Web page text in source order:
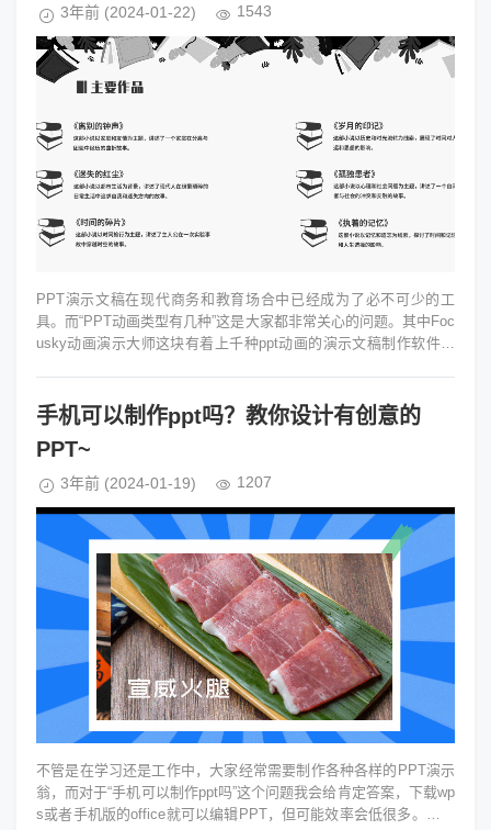
3年前 (2024-01-22) 1543
PPT演示文稿在现代商务和教育场合中已经成为了必不可少的工
具。而“PPT动画类型有几种”这是大家都非常关心的问题。其中Foc
usky动画演示大师这块有着上千种ppt动画的演示文稿制作软件尤
手机可以制作ppt吗？教你设计有创意的
PPT~
3年前 (2024-01-19) 1207
不管是在学习还是工作中，大家经常需要制作各种各样的PPT演示
翁，而对于“手机可以制作ppt吗”这个问题我会给肯定答案，下载wp
s或者手机版的office就可以编辑PPT，但可能效率会低很多。想要